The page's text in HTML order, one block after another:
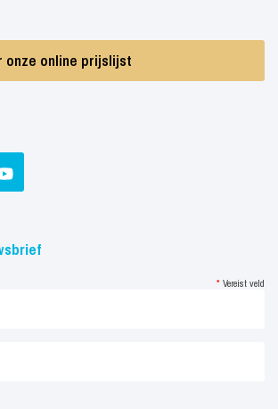
onze online prijslijst
* Vereist veld